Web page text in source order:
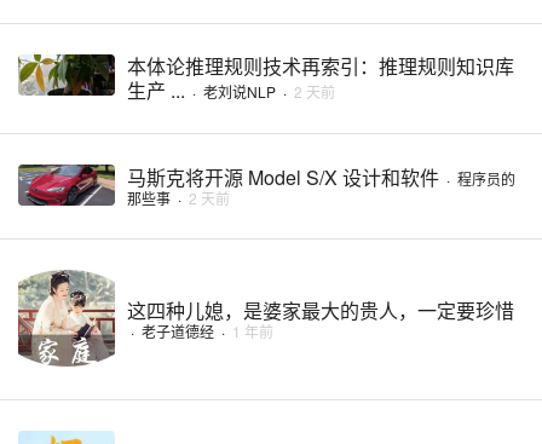
本体论推理规则技术再索引：推理规则知识库
生产 ... · 老刘说NLP · 2 天前
马斯克将开源 Model S/X 设计和软件 · 程序员的
那些事 · 2 天前
这四种儿媳，是婆家最大的贵人，一定要珍惜
· 老子道德经 · 1 年前